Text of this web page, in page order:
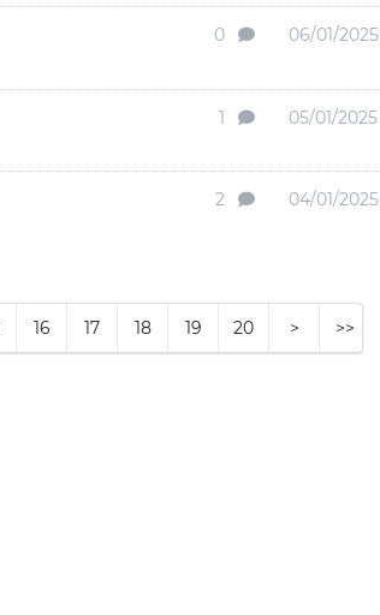
0 06/01/2025
1 05/01/2025
2 04/01/2025
16 17 18 19 20 > >>